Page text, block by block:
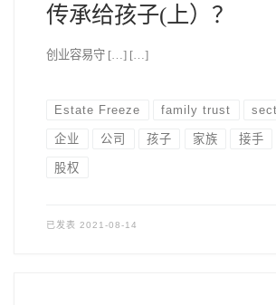
传承给孩子(上）？
创业容易守 […] […]
Estate Freeze family trust
企业 公司 孩子 家族 接手
股权
已发表 2021-08-14